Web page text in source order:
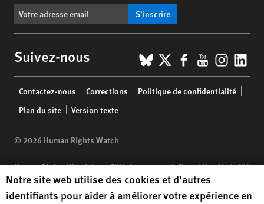
S’inscrire
Suivez-nous BlueSky
X Facebook
YouTube
menu
Contactez-nous Corrections
Politique de confidentialité
Plan du site
Version texte
© 2026 Human Rights Watch
Human Rights Watch| 350 Fifth Avenue, 34th Floor | New York,NY
10118-3299USA |t1.212.290.4700
Human Rights Watchis a 501(C)(3) nonprofit registered in the US
Human Rights Watch cookie preferences
Notre site web utilise des cookies et d'autres
identifiants pour aider à améliorer votre expérience en